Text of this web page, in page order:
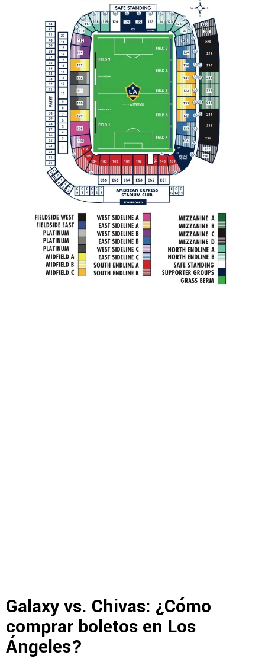
Galaxy vs. Chivas: ¿Cómo
comprar boletos en Los
Ángeles?